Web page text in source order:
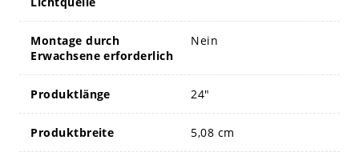
Montage durch
Erwachsene erforderlich
Nein
Produktlänge 24"
Produktbreite 5,08 cm